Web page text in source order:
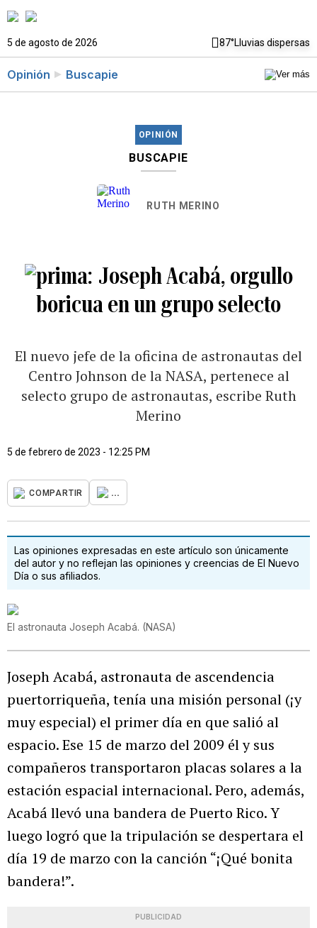
5 de agosto de 2026 87°Lluvias dispersas
Opinión Buscapie
OPINIÓN
BUSCAPIE
RUTH MERINO
Joseph Acabá, orgullo
boricua en un grupo selecto
El nuevo jefe de la oficina de astronautas del
Centro Johnson de la NASA, pertenece al
selecto grupo de astronautas, escribe Ruth
Merino
5 de febrero de 2023 - 12:25 PM
COMPARTIR ...
Las opiniones expresadas en este artículo son únicamente
del autor y no reflejan las opiniones y creencias de El Nuevo
Día o sus afiliados.
El astronauta Joseph Acabá. (NASA)
Joseph Acabá, astronauta de ascendencia
puertorriqueña, tenía una misión personal (¡y
muy especial) el primer día en que salió al
espacio. Ese 15 de marzo del 2009 él y sus
compañeros transportaron placas solares a la
estación espacial internacional. Pero, además,
Acabá llevó una bandera de Puerto Rico. Y
luego logró que la tripulación se despertara el
día 19 de marzo con la canción “¡Qué bonita
bandera!”.
PUBLICIDAD